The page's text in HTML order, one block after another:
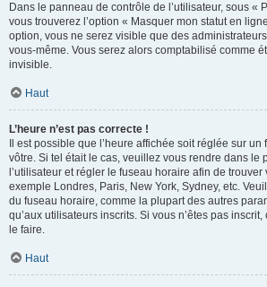
Dans le panneau de contrôle de l’utilisateur, sous «
vous trouverez l’option « Masquer mon statut en
option, vous ne serez visible que des
vous-même. Vous serez alors comptabilisé comme
invisible.
Haut
L’heure n’est pas correcte !
Il est possible que l’heure affichée soit réglée sur
vôtre. Si tel était le cas, veuillez vous rendre dans le
l’utilisateur et régler le fuseau horaire afin de
exemple Londres, Paris, New York, Sydney, etc.
du fuseau horaire, comme la plupart des autres
qu’aux utilisateurs inscrits. Si vous n’êtes pas inscrit,
le faire.
Haut